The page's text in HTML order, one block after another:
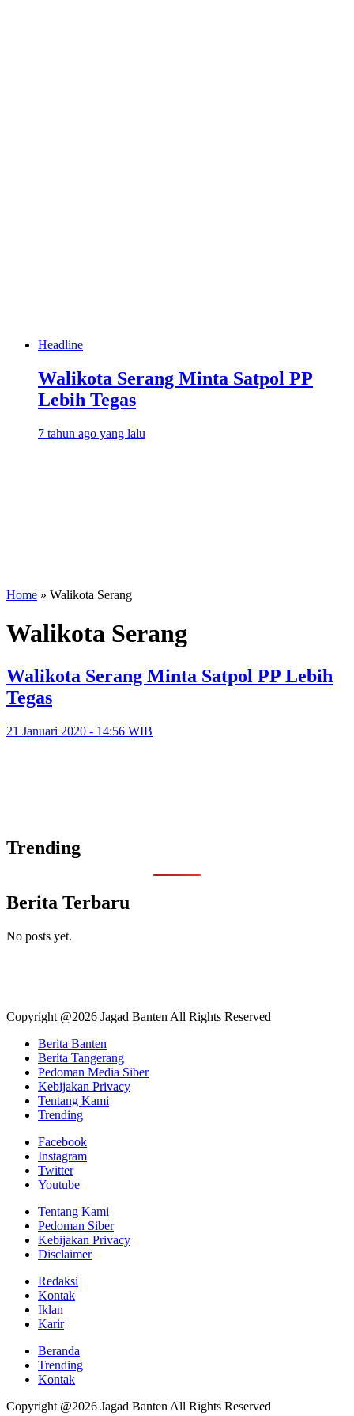
Headline
Walikota Serang Minta Satpol PP
Lebih Tegas
7 tahun ago yang lalu
Home » Walikota Serang
Walikota Serang
Walikota Serang Minta Satpol PP Lebih
Tegas
21 Januari 2020 - 14:56 WIB
Trending
Berita Terbaru
No posts yet.
Copyright @2026 Jagad Banten All Rights Reserved
Berita Banten
Berita Tangerang
Pedoman Media Siber
Kebijakan Privacy
Tentang Kami
Trending
Facebook
Instagram
Twitter
Youtube
Tentang Kami
Pedoman Siber
Kebijakan Privacy
Disclaimer
Redaksi
Kontak
Iklan
Karir
Beranda
Trending
Kontak
Copyright @2026 Jagad Banten All Rights Reserved